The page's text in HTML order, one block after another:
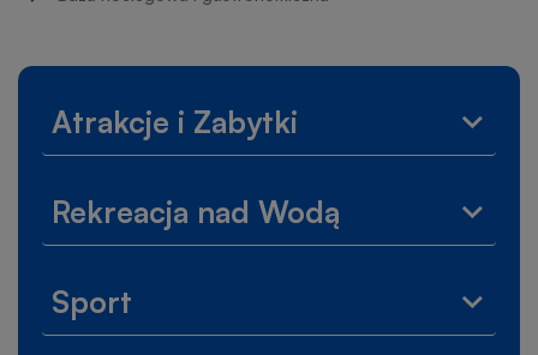
Lewe
menu
Atrakcje i Zabytki
menu
i
Rekreacja nad Wodą
menu
nad
Sport
menu